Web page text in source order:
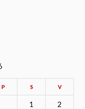
P S V
1 2